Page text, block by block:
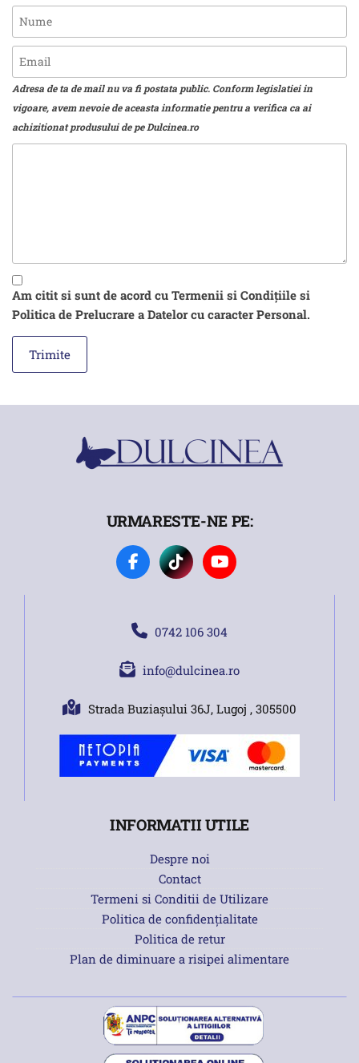
Adresa de ta de mail nu va fi postata public. Conform legislatiei in
vigoare, avem nevoie de aceasta informatie pentru a verifica ca ai
achizitionat produsului de pe Dulcinea.ro
Am citit si sunt de acord cu Termenii si Condițiile si
Politica de Prelucrare a Datelor cu caracter Personal.
URMARESTE-NE PE:
0742 106 304
info@dulcinea.ro
Strada Buziașului 36J, Lugoj , 305500
INFORMATII UTILE
Despre noi
Contact
Termeni si Conditii de Utilizare
Politica de confidențialitate
Politica de retur
Plan de diminuare a risipei alimentare